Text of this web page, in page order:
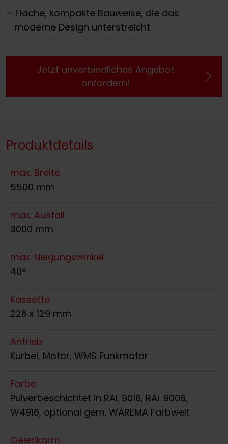
Flache, kompakte Bauweise, die das
moderne Design unterstreicht
Jetzt unverbindliches Angebot
anfordern!
Produktdetails
max. Breite
5500 mm
max. Ausfall
3000 mm
max. Neigungswinkel
40°
Kassette
226 x 129 mm
Antrieb
Kurbel, Motor, WMS Funkmotor
Farbe
Pulverbeschichtet in RAL 9016, RAL 9006,
W4916, optional gem. WAREMA Farbwelt
Gelenkarm